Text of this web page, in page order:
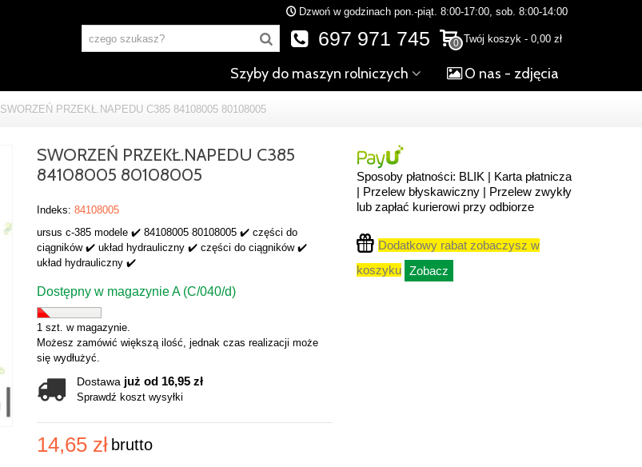
Dzwoń w godzinach pon.-piąt. 8:00-17:00, sob. 8:00-14:00
0 Twój koszyk - 0,00 zł
697 971 745
Szyby do maszyn rolniczych O nas - zdjęcia
SWORZEŃ PRZEKŁ.NAPEDU C385 84108005 80108005
SWORZEŃ PRZEKŁ.NAPEDU C385
84108005 80108005
Indeks: 84108005
ursus c-385 modele ✔️ 84108005 80108005 ✔️ części do
ciągników ✔️ układ hydrauliczny ✔️ części do ciągników ✔️
układ hydrauliczny ✔️
Dostępny w magazynie A (C/040/d)
1 szt. w magazynie.
Możesz zamówić większą ilość, jednak czas realizacji może
się wydłużyć.
Dostawa już od 16,95 zł
Sprawdź koszt wysyłki
14,65 zł brutto
Sposoby płatności: BLIK | Karta płatnicza
| Przelew błyskawiczny | Przelew zwykły
lub zapłać kurierowi przy odbiorze
Dodatkowy rabat zobaczysz w
koszyku Zobacz